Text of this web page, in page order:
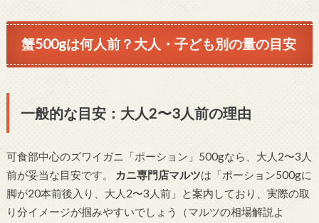
蟹500gは何人前？大人・子ども別の量の目安
一般的な目安：大人2〜3人前の理由
可食部中心のズワイガニ「ポーション」500gなら、大人2〜3人
前が妥当な目安です。
カニ専門店マルツは「ポーション500gに
脚が20本前後入り、大人2〜3人前」と案内しており、実際の取
り分イメージが掴みやすいでしょう（マルツの相場解説よ